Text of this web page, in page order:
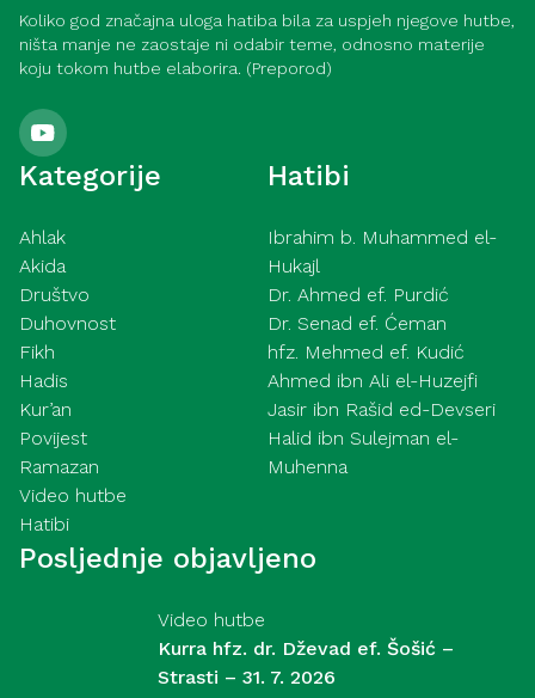
Koliko god značajna uloga hatiba bila za uspjeh njegove hutbe,
ništa manje ne zaostaje ni odabir teme, odnosno materije
koju tokom hutbe elaborira. (Preporod)
Kategorije
Ahlak
Akida
Društvo
Duhovnost
Fikh
Hadis
Kur’an
Povijest
Ramazan
Video hutbe
Hatibi
Hatibi
Ibrahim b. Muhammed el-
Hukajl
Dr. Ahmed ef. Purdić
Dr. Senad ef. Ćeman
hfz. Mehmed ef. Kudić
Ahmed ibn Ali el-Huzejfi
Jasir ibn Rašid ed-Devseri
Halid ibn Sulejman el-
Muhenna
Posljednje objavljeno
Video hutbe
Kurra hfz. dr. Dževad ef. Šošić –
Strasti – 31. 7. 2026